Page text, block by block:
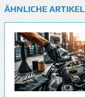
ÄHNLICHE ARTIKEL